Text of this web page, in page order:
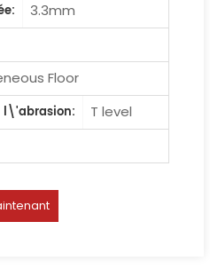
3.3mm
Floor
l\'abrasion:
T level